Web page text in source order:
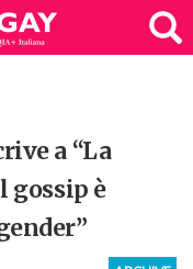
a “La
gossip è